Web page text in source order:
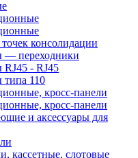
консолидации
— переходники
- RJ45
типа 110
кросс-панели
кросс-панели
и аксессуары для
кассетные, слотовые